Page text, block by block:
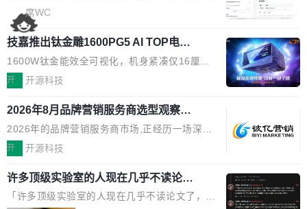
Sider、Copilot for Chrome 这些 AI 浏览器插件
了，你为什么还要再做一个"，我都觉得这个问题
问得好。 因为我自己也是从用户变成开发者的。
现有产品的天花板 我用过不少 AI 浏览器插件。
刚开始觉得都挺好——选中一段文字，弹出解
要。但用久了你会发现，它们本质上都是同一类
东西：一个带网页上下文的聊天框。 它们能读取
页面的文本，然后把文本丢给大模型，再返回一
段回答。仅此而已。 这当然有用，但总觉得差点
意思。比如我在一个后台管理系统里，需要填50
个表单字段，每个字段还有联动逻辑；比如我
席WC
技嘉推出钛金雕1600PG5 AI TOP电
源：为发烧级主机与本地AI算力打造旗
舰供电方案
1600W钛金能效全可视化，机身紧凑仅16厘米
继2026台北电脑展首度亮相后，技嘉科技近日正
电源专为发烧级DIY主机与本地AI算力平台打
造，整机长度仅16厘米，提供1600W额定功率
与80PLUS钛金能效；支持ATX 3.1与PCIe 5.1
规范，结合服务器级元件、完善供电线材与内置
实时LCD监控屏，可充分满足当下高阶PC主机
的严苛使用需求。 澎湃功率，紧凑机身 钛金雕1
开 开源科技
2026年8月品牌营销服务商选型观察：
从流量思维到品牌资产思维的范式转移
2026年的品牌营销服务商市场,正经历一场深刻
的价值重构。全球全案品牌代理机构市场从2025
复合增长率达5.44%,预计2032年将突破120亿美
元。数字广告与公共关系相关服务市场更是从20
开 开源科技
许多顶级实验室的人现在几乎不读论文
了
「许多顶级实验室的人现在几乎不读论文了，而